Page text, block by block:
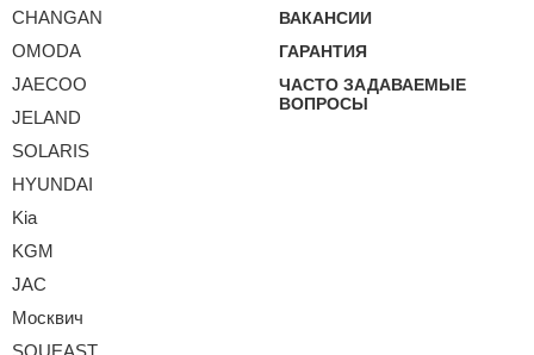
CHANGAN
OMODA
JAECOO
JELAND
SOLARIS
HYUNDAI
Kia
KGM
JAC
Москвич
ВАКАНСИИ
ГАРАНТИЯ
ЧАСТО ЗАДАВАЕМЫЕ
ВОПРОСЫ